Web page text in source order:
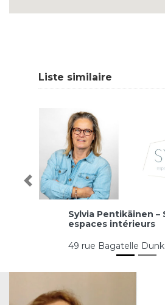
Liste similaire
Sylvia Pentikäinen –
espaces intérieurs
49 rue Bagatelle
Précédent